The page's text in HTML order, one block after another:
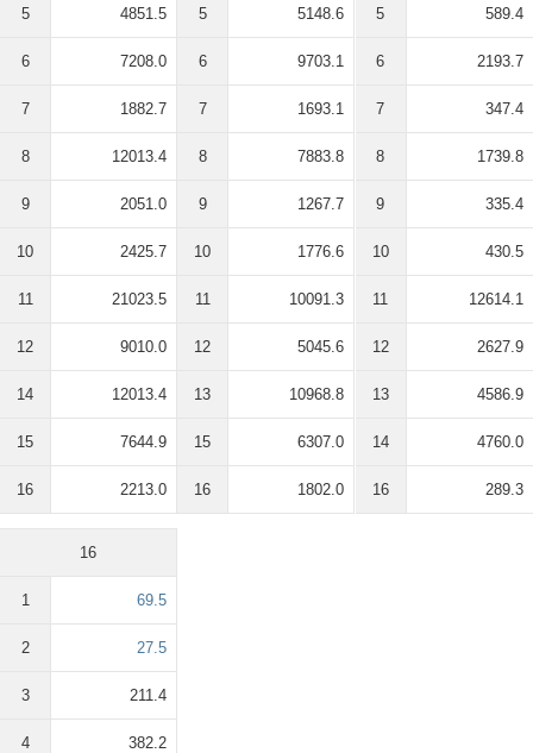
5 4851.5
6 7208.0
7 1882.7
8 12013.4
9 2051.0
10 2425.7
11 21023.5
12 9010.0
14 12013.4
15 7644.9
16 2213.0
5 5148.6
6 9703.1
7 1693.1
8 7883.8
9 1267.7
10 1776.6
11 10091.3
12 5045.6
13 10968.8
15 6307.0
16 1802.0
5 589.4
6 2193.7
7 347.4
8 1739.8
9 335.4
10 430.5
11 12614.1
12 2627.9
13 4586.9
14 4760.0
16 289.3
16
1 69.5
2 27.5
3 211.4
4 382.2